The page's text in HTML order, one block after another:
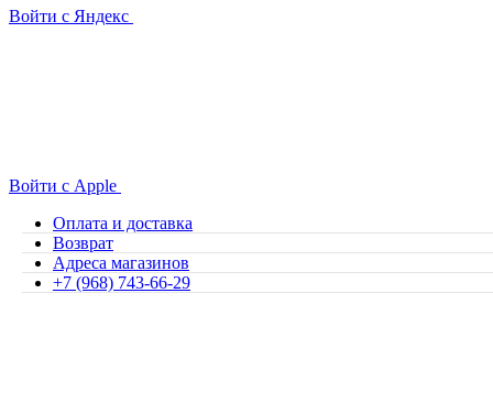
Войти с Яндекс
Войти с Apple
Оплата и доставка
Возврат
Адреса магазинов
+7 (968) 743-66-29